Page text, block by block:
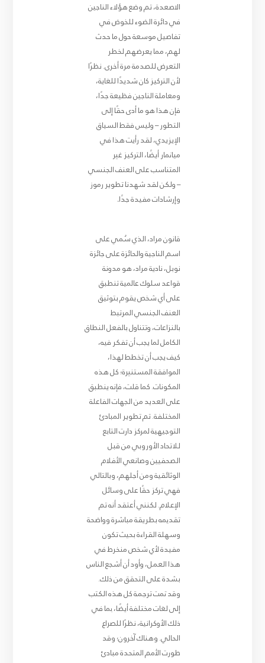
الاصعدة، تم وضع هؤلاء الناجين
في دائرة الضوء للخوض في
تفاصيل موسعة حول ما حدث
لهم، مما يعرضهم لخطر
التعرض للصدمة مرة أخرى. نظرًا
لأن التركيز كان شديدًا للغاية،
ومعاملة الناجين فظيعة جدًا،
فإن هذا هو ما أدى حقًا إلى
التطور – وليس فقط السياق
الإيزيدي، لقد رأيت هذا في
ميانمار أيضًا، التركيز غير
المتناسب على العنف الجنسي
– ولكن لقد شهدنا تطوير رموز
وإرشادات مفيدة جدًا.
قانون مراد، الذي سُمي على
اسم الناجية والحائزة على جائزة
نوبل، نادية مراد، هو مدونة
قواعد سلوك عالمية تنطبق
على أي شخص يقوم بتوثيق
العنف الجنسي المرتبط
بالنزاعات، وتتناول بالفعل النطاق
الكامل لما يجب أن تفكر فيه،
كيف يجب أن تخطط لهذا،
الموافقة المستنيرة؛ كل هذه
المكونات. كما قلت، فإنه ينطبق
على العديد من الجهات الفاعلة
المختلفة. تم تطوير المبادئ
التوجيهية لمركز دارت التابع
للاتحاد الأوروبي من قبل
الصحفيين وصانعي الأفلام
الوثائقية ومن أجلهم، وبالتالي
فهي تركز حقًا على وسائل
الإعلام. لكنني أعتقد أنه تم
تقديمه بطريقة مباشرة وواضحة
وسهلة القراءة بحيث تكون
مفيدة لأي شخص منخرط في
هذا العمل، وأود أن أشجع الناس
بشدة على التحقق من ذلك.
وقد تمت ترجمة كل هذه الكتب
إلى لغات مختلفة أيضًا، بما في
ذلك الأوكرانية، نظرًا للصراع
الحالي. وهناك آخرون؛ وقد
طورت الأمم المتحدة مبادئ